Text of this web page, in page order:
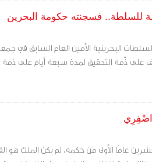
للسلطة.. فسجنته حكومة البحرين
البحرينية الأمين العام السابق في
على ذّمة التحقيق لمدة سبعة أيام على ذمة
عامًا الأولى من حكمه، لم يكن الملك هو